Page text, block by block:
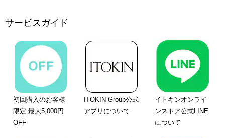
サービスガイド
初回購入のお客様
限定 最大5,000円
OFF
ITOKIN Group公式
アプリについて
イトキンオンライ
ンストア公式LINE
について